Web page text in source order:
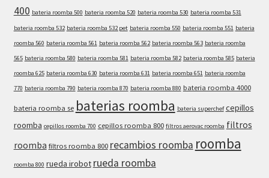
400 bateria roomba 500 bateria roomba 520 bateria roomba 530 bateria roomba 531
bateria roomba 532 bateria roomba 532 pet bateria roomba 550 bateria roomba 551 bateria
roomba 560 bateria roomba 561 bateria roomba 562 bateria roomba 563 bateria roomba
565 bateria roomba 580 bateria roomba 581 bateria roomba 582 bateria roomba 585 bateria
roomba 625 bateria roomba 630 bateria roomba 631 bateria roomba 651 bateria roomba
770 bateria roomba 790 bateria roomba 870 bateria roomba 880 bateria roomba 4000
bateria roomba se baterias roomba bateria superchef cepillos
roomba cepillos roomba 700 cepillos roomba 800 filtros aerovac roomba filtros
roomba filtros roomba 800 recambios roomba roomba
roomba 800 rueda irobot rueda roomba